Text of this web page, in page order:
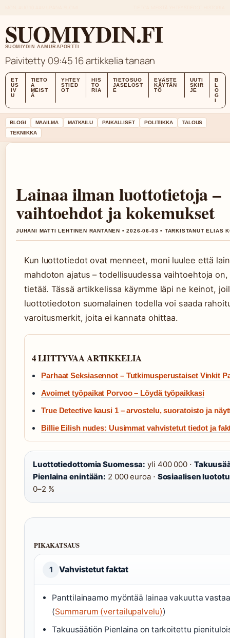
SUOMIYDIN.FI
SUOMIYDIN AAMURAPORTTI
Paivitetty 09:4516 artikkelia tanaan
ET
US
IV
U
TIETO
A
MEIST
Ä
YHTEY
STIED
OT
HIS
TO
RIA
TIETOSUO
JASELOST
E
EVÄSTE
KÄYTÄN
TÖ
UUTI
SKIR
JE
B
L
O
G
I
BLOGI MAAILMA MATKAILU PAIKALLISET POLITIIKKA
TALOUS
TEKNIIKKA
Lainaa ilman luottotietoja –
vaihtoehdot ja kokemukset
JUHANI MATTI LEHTINEN RANTANEN • 2026-06-03 • TARKISTANUT ELIAS
Kun luottotiedot ovat menneet, moni luulee että
mahdoton ajatus – todellisuudessa vaihtoehtoja
tietää. Tässä artikkelissa käymme läpi ne keinot,
luottotiedoton suomalainen todella voi saada
varoitusmerkit, joita ei kannata ohittaa.
4 LIITTYVAA ARTIKKELIA
Parhaat Seksiasennot – Tutkimusperustaiset Vinkit
Avoimet työpaikat Porvoo – Löydä työpaikkasi
True Detective kausi 1 – arvostelu, suoratoisto ja
Billie Eilish nudes: Uusimmat vahvistetut tiedot ja
Luottotiedottomia Suomessa: yli 400 000 ⋅
Pienlaina enintään: 2 000 euroa ⋅ Sosiaalisen
0–2 %
PIKAKATSAUS
1 Vahvistetut faktat
Panttilainaamo myöntää lainaa vakuutta
(Summarum (vertailupalvelu))
Takuusäätiön Pienlaina on tarkoitettu